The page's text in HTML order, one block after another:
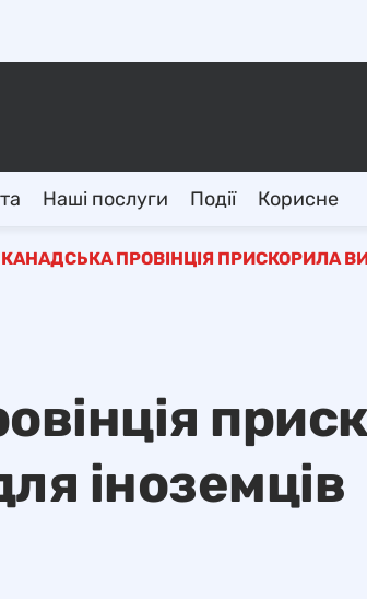
Наші послуги Події Корисне
КАНАДСЬКА ПРОВІНЦІЯ ПРИСКОРИЛА
іноземців